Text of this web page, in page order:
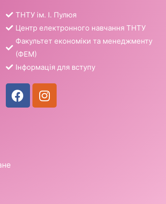
ТНТУ ім. І. Пулюя
Центр електронного навчання ТНТУ
Факультет економіки та менеджменту
(ФЕМ)
Інформація для вступу